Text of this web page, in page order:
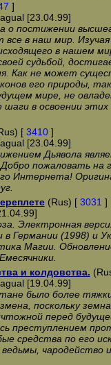
]
[23.04.99]
о постижении
все в наш мир.
в нашем
судьбой,
Как не может
его природы,
мире, не
в освоении
[ 3410]
[23.04.99]
Дьявола
пожаловать на
Интернета!
(Rus) [ 3031 ]
Электронная
в Германии (1998) и
Магии.
и колдовства.
[19.04.99]
было более
поскольку
перед
преступлением
средства по его
ведьмы, чародейство